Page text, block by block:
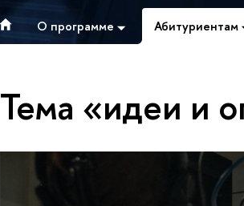
О программе Абитуриентам
Тема «идеи и